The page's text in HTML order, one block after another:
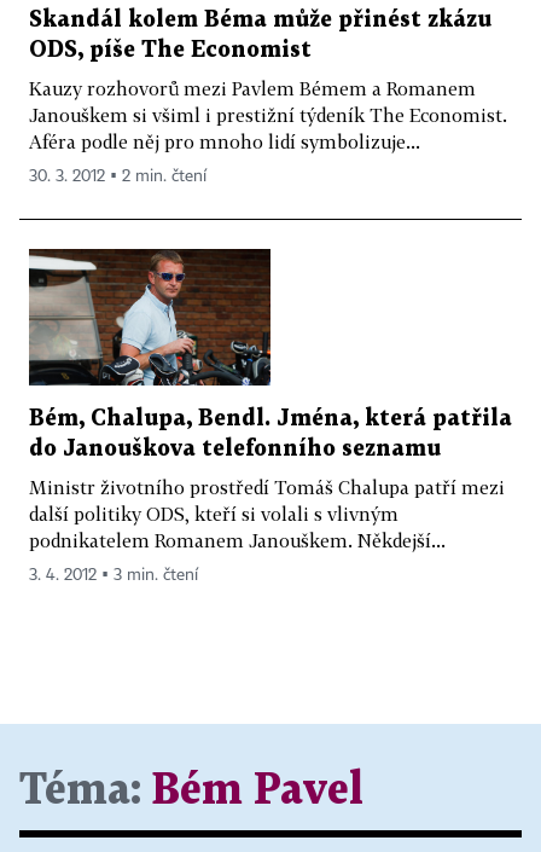
Skandál kolem Béma může přinést zkázu
ODS, píše The Economist
Kauzy rozhovorů mezi Pavlem Bémem a Romanem
Janouškem si všiml i prestižní týdeník The Economist.
Aféra podle něj pro mnoho lidí symbolizuje...
30. 3. 2012 ▪ 2 min. čtení
Bém, Chalupa, Bendl. Jména, která patřila
do Janouškova telefonního seznamu
Ministr životního prostředí Tomáš Chalupa patří mezi
další politiky ODS, kteří si volali s vlivným
podnikatelem Romanem Janouškem. Někdejší...
3. 4. 2012 ▪ 3 min. čtení
Téma: Bém Pavel